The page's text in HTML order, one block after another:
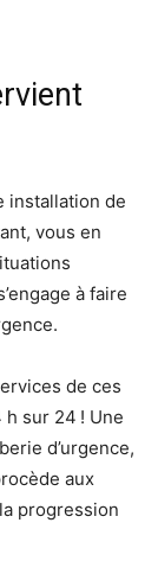
installation de
vous en
à faire
de ces
sur 24 ! Une
d’urgence,
aux
progression